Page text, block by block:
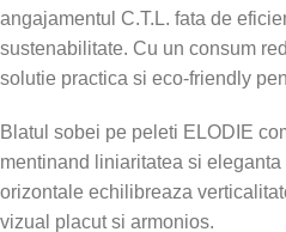
angajamentul C.T.L. fata de
sustenabilitate. Cu un consum
solutie practica si eco-friendly
Blatul sobei pe peleti ELODIE
mentinand liniaritatea si
orizontale echilibreaza
vizual placut si armonios.